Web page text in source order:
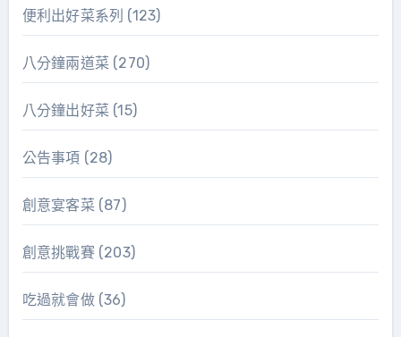
便利出好菜系列 (123)
八分鐘兩道菜 (270)
八分鐘出好菜 (15)
公告事項 (28)
創意宴客菜 (87)
創意挑戰賽(203)
吃過就會做(36)